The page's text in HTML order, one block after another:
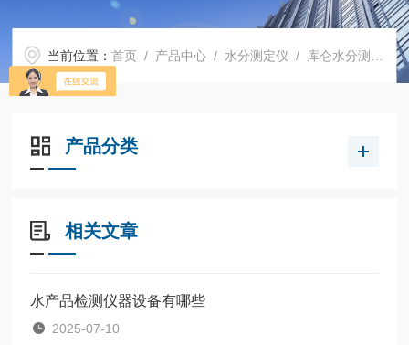
当前位置：首页 / 产品中心 / 水分测定仪 / 库仑水分测定仪
产品分类
相关文章
水产品检测仪器设备有哪些
2025-07-10